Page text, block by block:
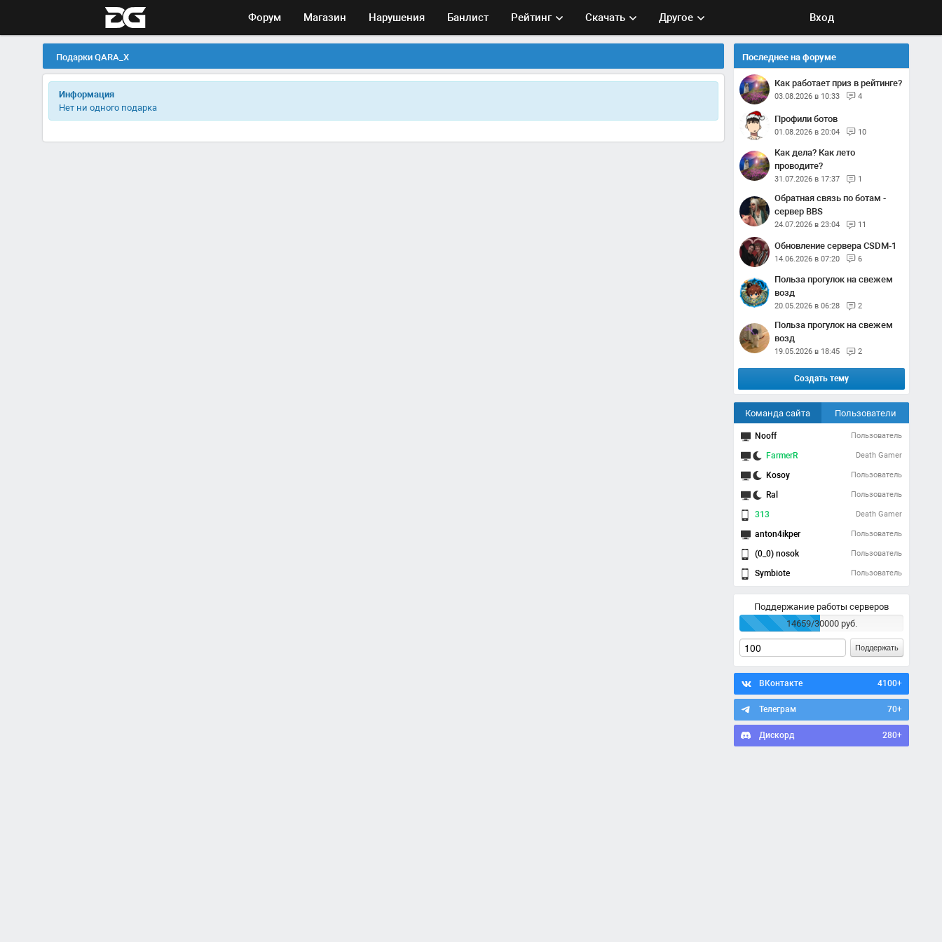
Форум Магазин Нарушения Банлист Рейтинг Скачать Другое Вход
Подарки QARA_X
Информация
Нет ни одного подарка
Последнее на форуме
Как работает приз в рейтинге?
03.08.2026 в 10:33 4
Профили ботов
01.08.2026 в 20:04 10
Как дела? Как лето
проводите?
31.07.2026 в 17:37 1
Обратная связь по ботам -
сервер BBS
24.07.2026 в 23:04 11
Обновление сервера CSDM-1
14.06.2026 в 07:20 6
Польза прогулок на свежем
возд
20.05.2026 в 06:28 2
Польза прогулок на свежем
возд
19.05.2026 в 18:45 2
Создать тему
Команда сайта Пользователи
Nooff Пользователь
FarmerR Death Gamer
Kosoy Пользователь
Ral Пользователь
313 Death Gamer
anton4ikper Пользователь
(0_0) nosok Пользователь
Symbiote Пользователь
Поддержание работы серверов
14659/30000 руб.
Поддержать
ВКонтакте 4100+
Телеграм 70+
Дискорд 280+